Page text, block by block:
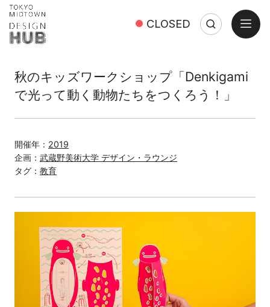
CLOSED SearchSearch:
Close
open
秋のキッズワークショップ「Denkigami
で光って動く動物たちをつくろう！」
開催年： 2019
企画： 武蔵野美術大学 デザイン・ラウンジ
タグ： 教育